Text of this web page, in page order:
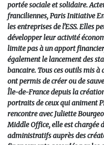
portée sociale et solidaire.
franciliennes, Paris Initiative
les entreprises de l'ESS. Elles
développer leur activité
limite pas à un apport
également le lancement des
bancaire. Tous ces outils mis
ont permis de créer ou de
Île-de-France depuis la
portraits de ceux qui animent
rencontre avec Juliette
Middle Office, elle est chargée
administratifs auprès des